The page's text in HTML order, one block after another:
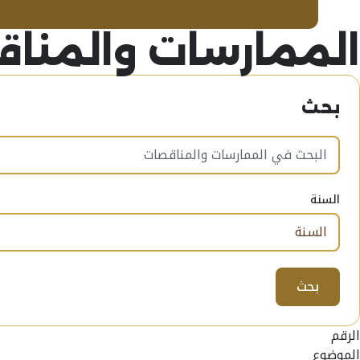
الممارسات
بحث
البحث في الممارسات والمناقصات. Results will be updated automatically when you click the search button or press enter.
السنة
بحث
الرقم
الموضوع